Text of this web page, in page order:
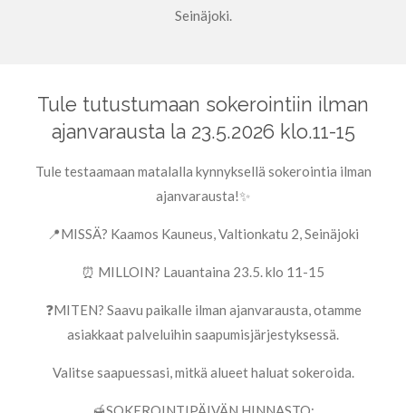
Seinäjoki.
Tule tutustumaan sokerointiin ilman
ajanvarausta la 23.5.2026 klo.11-15
Tule testaamaan matalalla kynnyksellä sokerointia ilman
ajanvarausta!✨
📍MISSÄ? Kaamos Kauneus, Valtionkatu 2, Seinäjoki
⏰ MILLOIN? Lauantaina 23.5. klo 11-15
❓MITEN? Saavu paikalle ilman ajanvarausta, otamme
asiakkaat palveluihin saapumisjärjestyksessä.
Valitse saapuessasi, mitkä alueet haluat sokeroida.